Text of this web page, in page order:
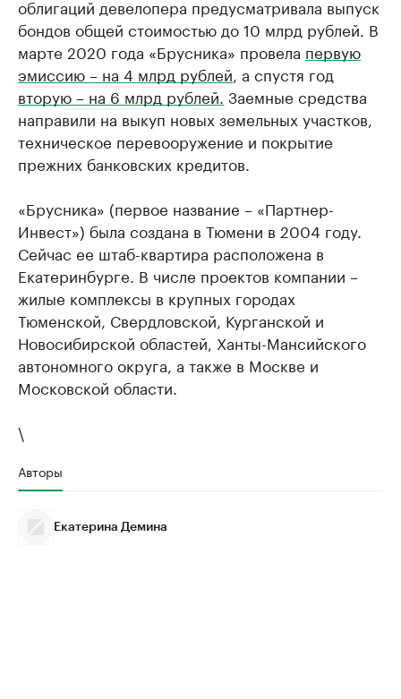
облигаций девелопера предусматривала выпуск
бондов общей стоимостью до 10 млрд рублей. В
марте 2020 года «Брусника» провела первую
эмиссию – на 4 млрд рублей , а спустя год
вторую – на 6 млрд рублей. Заемные средства
направили на выкуп новых земельных участков,
техническое перевооружение и покрытие
прежних банковских кредитов.
«Брусника» (первое название – «Партнер-
Инвест») была создана в Тюмени в 2004 году.
Сейчас ее штаб-квартира расположена в
Екатеринбурге. В числе проектов компании –
жилые комплексы в крупных городах
Тюменской, Свердловской, Курганской и
Новосибирской областей, Ханты-Мансийского
автономного округа, а также в Москве и
Московской области.
\
Авторы
Екатерина Демина